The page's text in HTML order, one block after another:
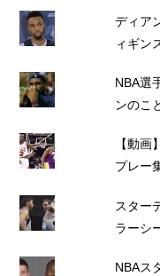
ディア
ィギン
NBA選
ンのこ
【動
プレー
スター
ラーシ
NBAス